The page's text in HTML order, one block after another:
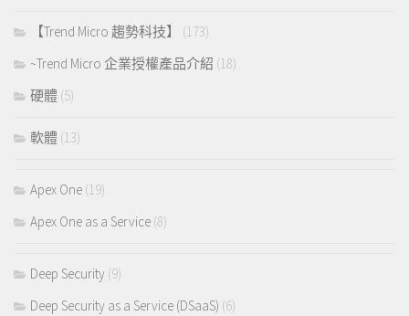
【Trend Micro 趨勢科技】
(173)
~Trend Micro 企業授權產品介紹 (18)
硬體 (5)
軟體 (13)
Apex One (19)
Apex One as a Service (8)
Deep Security (9)
Deep Security as a Service (DSaaS) (6)